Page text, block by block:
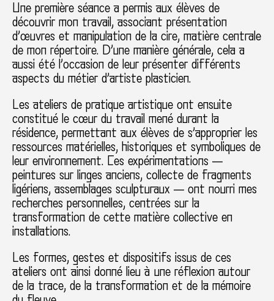
Une première séance a permis aux élèves de
découvrir mon travail, associant présentation
d’œuvres et manipulation de la cire, matière centrale
de mon répertoire. D’une manière générale, cela a
aussi été l’occasion de leur présenter différents
aspects du métier d’artiste plasticien.
Les ateliers de pratique artistique ont ensuite
constitué le cœur du travail mené durant la
résidence, permettant aux élèves de s’approprier les
ressources matérielles, historiques et symboliques de
leur environnement. Ces expérimentations —
peintures sur linges anciens, collecte de fragments
ligériens, assemblages sculpturaux — ont nourri mes
recherches personnelles, centrées sur la
transformation de cette matière collective en
installations.
Les formes, gestes et dispositifs issus de ces
ateliers ont ainsi donné lieu à une réflexion autour
de la trace, de la transformation et de la mémoire